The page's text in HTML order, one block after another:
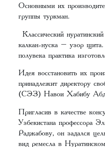
Основными их
группы туркман.
Классический
калкан-нуска – узор
полувека практика
Идея восстановить их
принадлежит директору
(СЭЗ) Навои Хабибу
Пригласив в качестве
Узбекистана профессора
Раджабову, он задался
вид ремесла в